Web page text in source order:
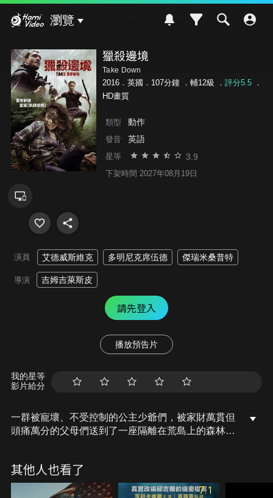
瀏覽
獵殺邊境
Take Down
2016．英國．107分鐘 ． 輔12級 ． 評分5.5．
HD畫質
類型 動作
發音 英語
星等 3.9
下架時間 2027年08月19日
演員 艾德威斯維克 多明尼克席伍德 傑瑞米桑普特
導演 吉姆吉萊斯皮
請先登入
播放預告片
我的星等
影片給分
一群被寵壞、不受控制的公主少爺們，被家財萬貫但
頭痛萬分的父母們送到了一座隔離在荒島上的森林學
破，教職員被殺害、學生全部淪為人質，歹徒打算向
這群來自世界最頂層富裕家族的學生家長要求贖
其他人也看了
7.1